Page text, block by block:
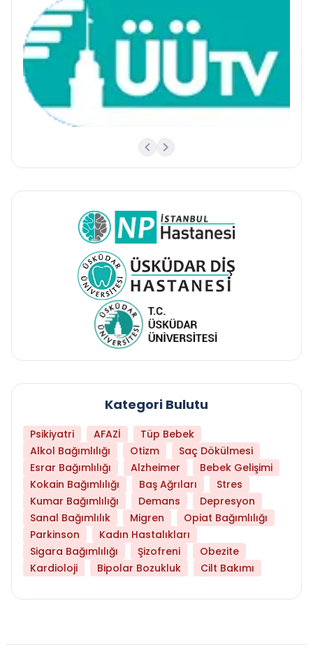
Kategori Bulutu
Psikiyatri AFAZİ
Tüp Bebek
Alkol Bağımlılığı
Otizm
Saç Dökülmesi
Esrar Bağımlılığı
Alzheimer
Bebek Gelişimi
Kokain Bağımlılığı
Baş Ağrıları
Stres
Kumar Bağımlılığı
Demans
Depresyon
Sanal Bağımlılık
Migren
Opiat Bağımlılığı
Parkinson
Kadın Hastalıkları
Sigara Bağımlılığı
Şizofreni
Obezite
Kardioloji
Bipolar Bozukluk Cilt Bakımı